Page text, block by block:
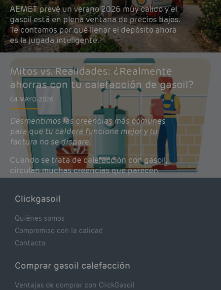
AEMET prevé un verano 2026 muy cálido y el
gasoil está en plena ventana de precios bajos.
Te contamos por qué llenar el depósito ahora
es la jugada inteligente.
Mitos vs. Realidades: ¿Realmente
ahorras con tu calefacción de gasoil?
04 MAYO, 2026
Desmentimos las creencias más comunes
para que tu caldera funcione mejor y tu
factura no se dispare.
Cuando se trata de calefacción con gasoil,
circulan muchas creencias que parecen
lógicas pero que, en realidad, pueden estar
de tu caldera. Pocas se contrastan con lo que
Clickgasoil
Quiénes somos
Compromiso con la calidad
Contacto
Comprar gasoil calefacción
Ventajas de comprar con ClickGasoil